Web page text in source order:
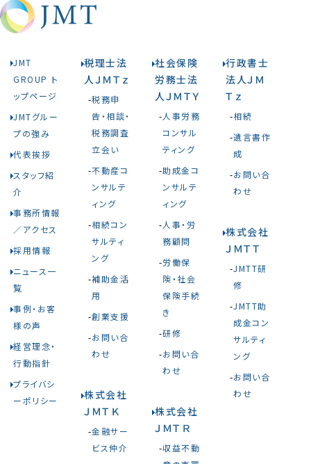
JMT
GROUP ト
ップページ
JMTグルー
プの強み
代表挨拶
スタッフ紹
介
事務所情報
／アクセス
採用情報
ニュース一
覧
事例・お客
様の声
経営理念・
行動指針
プライバシ
ーポリシー
税理士法
人ＪＭＴｚ
税務申
告・相談・
税務調査
立会い
不動産コ
ンサルテ
ィング
相続コン
サルティ
ング
補助金活
用
創業支援
お問い合
わせ
株式会社
ＪＭＴＫ
金融サー
ビス仲介
社会保険
労務士法
人ＪＭＴＹ
人事労務
コンサル
ティング
助成金コ
ンサルテ
ィング
人事・労
務顧問
労働保
険・社会
保険手続
き
研修
お問い合
わせ
株式会社
ＪＭＴＲ
収益不動
行政書士
法人ＪＭ
Ｔｚ
相続
遺言書作
成
お問い合
わせ
株式会社
ＪＭＴＴ
JMTT研
修
JMTT助
成金コン
サルティ
ング
お問い合
わせ